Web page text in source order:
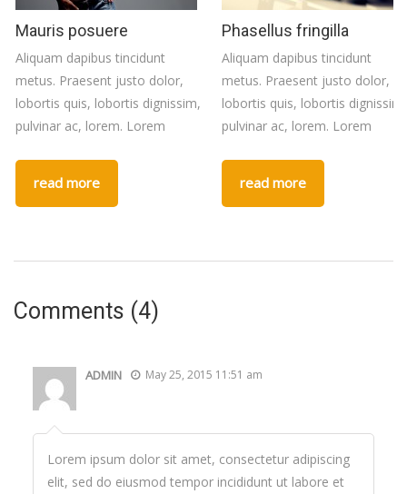
Mauris posuere
Aliquam dapibus tincidunt
metus. Praesent justo dolor,
lobortis quis, lobortis dignissim,
pulvinar ac, lorem. Lorem
read more
Phasellus fringilla
Aliquam dapibus tincidunt
metus. Praesent justo dolor,
lobortis quis, lobortis dignissim,
pulvinar ac, lorem. Lorem
read more
Comments (4)
ADMIN May 25, 2015 11:51 am
Lorem ipsum dolor sit amet, consectetur adipiscing
elit, sed do eiusmod tempor incididunt ut labore et